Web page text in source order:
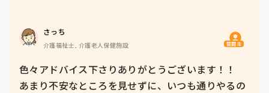
さっち
介護福祉士, 介護老人保健施設 質問主
色々アドバイス下さりありがとうございます！！
あまり不安なところを見せずに、いつも通りやるの